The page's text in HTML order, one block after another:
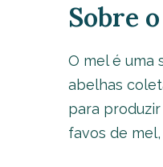
Sobre
O mel é uma
abelhas
para
favos de